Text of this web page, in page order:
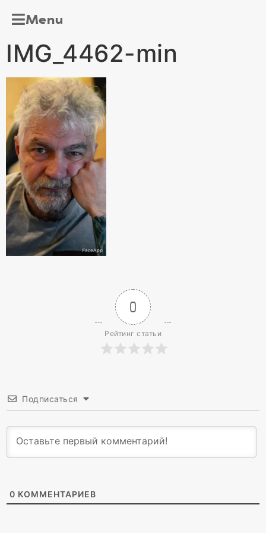
Menu
IMG_4462-min
0
Рейтинг статьи
Подписаться
0 КОММЕНТАРИЕВ